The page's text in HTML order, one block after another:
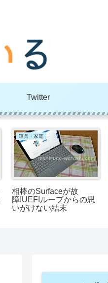
Twitter
道具・家電
相棒のSurfaceが故
障!UEFIループからの思
いがけない結末